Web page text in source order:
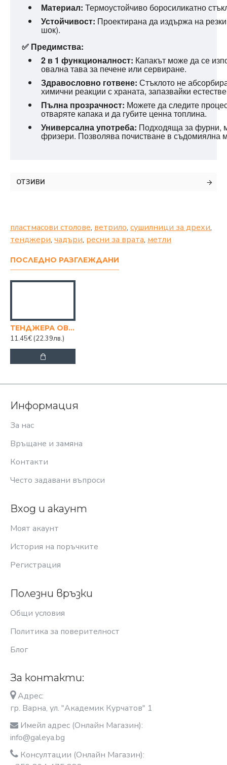
Материал: Термоустойчиво боросиликатно
Устойчивост: Проектирана да издържа на
шок).
✅ Предимства:
2 в 1 функционалност: Капакът може да се
овална тава за печене или сервиране.
Здравословно готвене: Стъклото не
химични реакции с храната, запазвайки
Пълна прозрачност: Можете да следите
отваряте капака и да губите ценна топлина.
Универсална употреба: Подходяща за фурни,
фризери. Позволява почистване в съдомиялна
ОТЗИВИ
пластмасови столове, ветрило, сушилници за дрехи,
тенджери, чадъри, ресни за врата, метли
ПОСЛЕДНО РАЗГЛЕЖДАНИ
ТЕНДЖЕРА ОВАЛ 4.2 Л. BORCAM
11.45€ (22.39лв.)
Информация
За нас
Връщане и замяна
Контакти
Често задавани въпроси
Вход и акаунт
Моят акаунт
История на поръчките
Регистрация
Полезни връзки
Общи условия
Политика за поверителност
Блог
За контакти:
Адрес:
гр. Варна, ул. "Академик Курчатов" 1
Имейл адрес (Онлайн Магазин):
info@galeya.bg
Консултации (Онлайн Магазин):